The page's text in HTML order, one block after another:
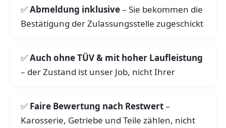
Abmeldung inklusive– Sie bekommen die
Bestätigung der Zulassungsstelle zugeschickt
Auch ohne TÜV & mit hoher Laufleistung
– der Zustand ist unser Job, nicht Ihrer
Faire Bewertung nach Restwert–
Karosserie, Getriebe und Teile zählen, nicht